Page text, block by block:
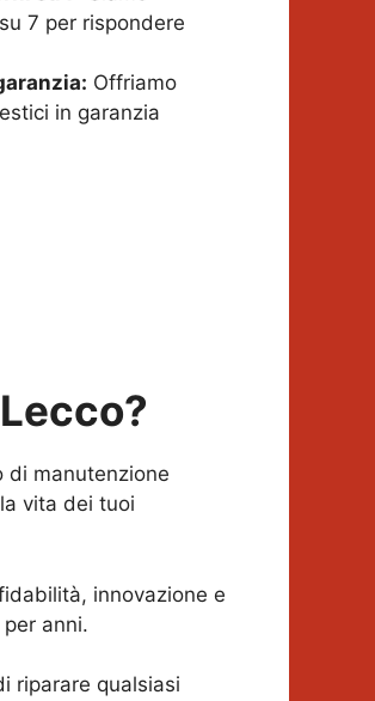
7 per rispondere
Offriamo
in garanzia
Lecco?
di manutenzione
vita dei tuoi
innovazione e
anni.
riparare qualsiasi